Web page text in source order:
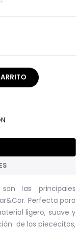
las principales
Perfecta para
ligero, suave y
de los piececitos,